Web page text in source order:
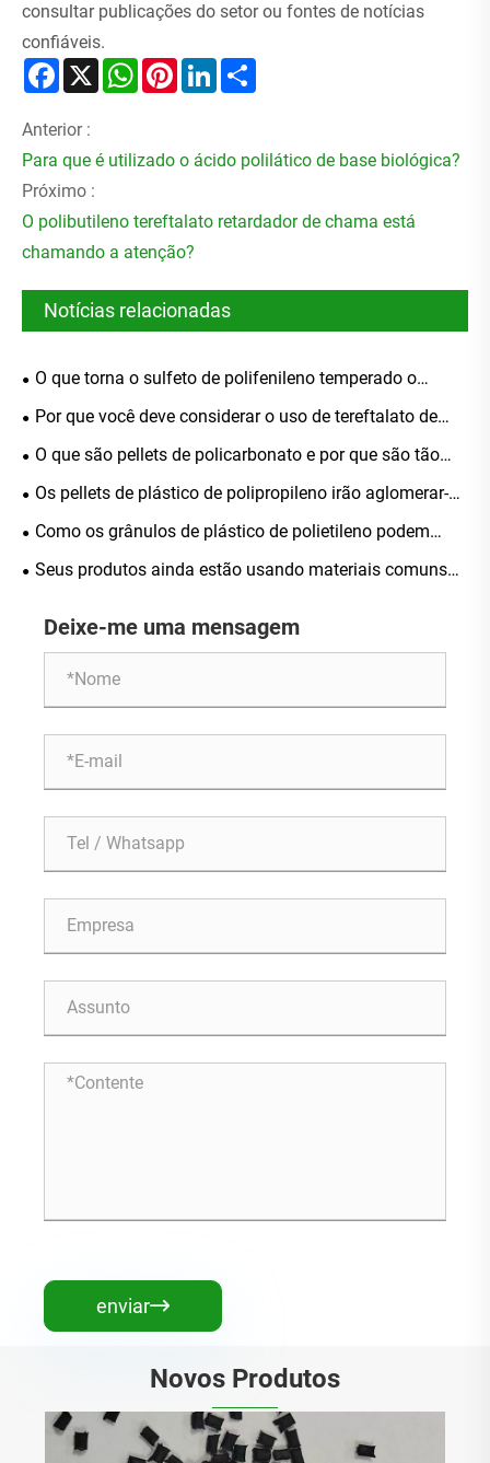
consultar publicações do setor ou fontes de notícias
confiáveis.
Facebook
X WhatsAppPinterestLinkedIn
Anterior :
Para que é utilizado o ácido polilático de base biológica?
Próximo :
O polibutileno tereftalato retardador de chama está
chamando a atenção?
Notícias relacionadas
O que torna o sulfeto de polifenileno temperado o
melhor material para aplicações de alto desempenho
Por que você deve considerar o uso de tereftalato de
polibutileno retardador de chama para suas aplicações
O que são pellets de policarbonato e por que são tão
amplamente utilizados em todas as indústrias
Os pellets de plástico de polipropileno irão aglomerar-se
após armazenamento prolongado?
Como os grânulos de plástico de polietileno podem
melhorar o desempenho de seus produtos plásticos
Seus produtos ainda estão usando materiais comuns
Deixe-me uma mensagem
enviar
Novos Produtos